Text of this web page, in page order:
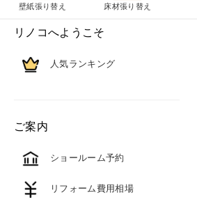
壁紙張り替え 床材張り替え
リノコへようこそ
人気ランキング
ご案内
ショールーム予約
リフォーム費用相場